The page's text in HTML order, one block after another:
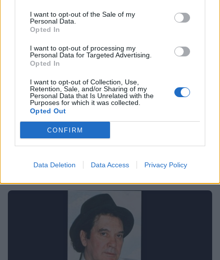
I want to opt-out of the Sale of my
Personal Data.
Opted In
I want to opt-out of processing my
Personal Data for Targeted Advertising.
Opted In
I want to opt-out of Collection, Use,
Retention, Sale, and/or Sharing of my
Personal Data that Is Unrelated with the
Purposes for which it was collected.
Opted Out
CONFIRM
Data Deletion Data Access Privacy Policy
SHOWBIZ
Η ανατριχιαστική ανάρτηση Ελληνίδας
ηθοποιού για τον γιο της που έφυγε από τη
ζωή
@22-08-2020